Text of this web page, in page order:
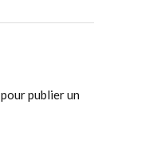
pour publier un